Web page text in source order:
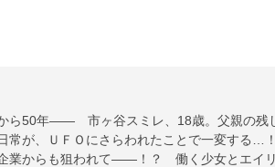
ら50年―― 市ヶ谷スミレ、18歳。父親の残
常が、ＵＦＯにさらわれたことで一変する…
業からも狙われて――！？ 働く少女とエイ